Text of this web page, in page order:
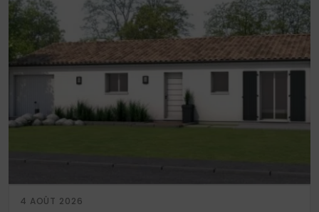
4 AOÛT 2026